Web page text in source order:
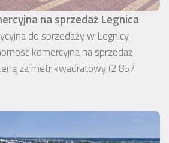
na sprzedaż Legnica
do sprzedaży w Legnicy
komercyjna na sprzedaż
za metr kwadratowy (2 857